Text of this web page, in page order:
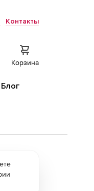
Контакты
Корзина
Блог